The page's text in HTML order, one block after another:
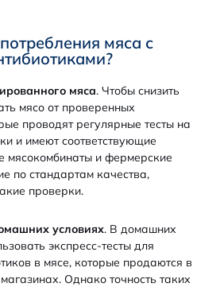
мяса с
мяса. Чтобы снизить
мясо от проверенных
проводят регулярные тесты на
и имеют соответствующие
мясокомбинаты и фермерские
по стандартам качества,
проверки.
условиях. В домашних
экспресс-тесты для
в мясе, которые продаются в
Однако точность таких